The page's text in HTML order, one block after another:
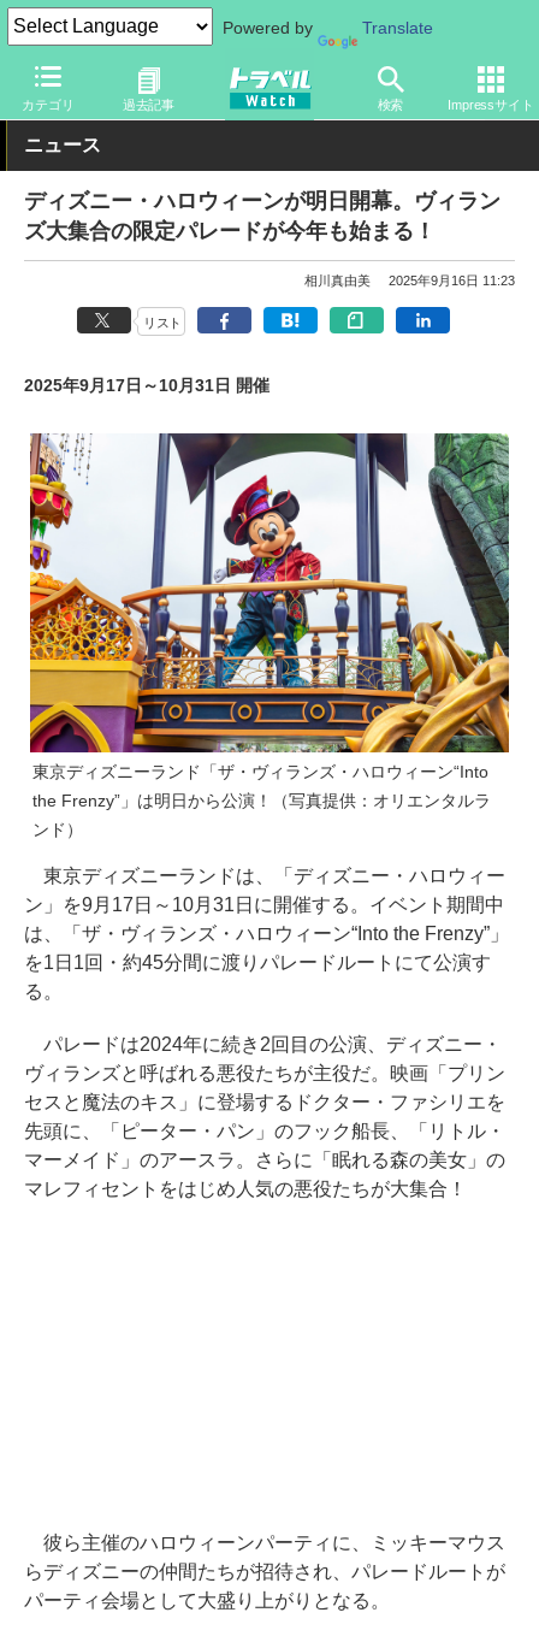
Powered by Translate
カテゴリ 過去記事 検索 Impressサイト
トラベル Watch 旅の情報 観光地 ディズニーリゾート
ニュース
ディズニー・ハロウィーンが明日開幕。ヴィラン
ズ大集合の限定パレードが今年も始まる！
相川真由美 2025年9月16日 11:23
リスト
2025年9月17日～10月31日 開催
東京ディズニーランド「ザ・ヴィランズ・ハロウィーン“Into
the Frenzy”」は明日から公演！（写真提供：オリエンタルラ
ンド）
東京ディズニーランドは、「ディズニー・ハロウィー
ン」を9月17日～10月31日に開催する。イベント期間中
は、「ザ・ヴィランズ・ハロウィーン“Into the Frenzy”」
を1日1回・約45分間に渡りパレードルートにて公演す
る。
パレードは2024年に続き2回目の公演、ディズニー・
ヴィランズと呼ばれる悪役たちが主役だ。映画「プリン
セスと魔法のキス」に登場するドクター・ファシリエを
先頭に、「ピーター・パン」のフック船長、「リトル・
マーメイド」のアースラ。さらに「眠れる森の美女」の
マレフィセントをはじめ人気の悪役たちが大集合！
彼ら主催のハロウィーンパーティに、ミッキーマウス
らディズニーの仲間たちが招待され、パレードルートが
パーティ会場として大盛り上がりとなる。